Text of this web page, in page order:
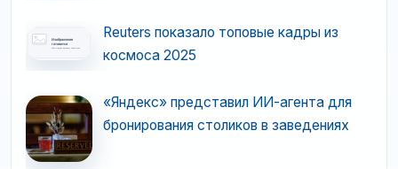
Reuters показало топовые кадры из
космоса 2025
«Яндекс» представил ИИ-агента для
бронирования столиков в заведениях